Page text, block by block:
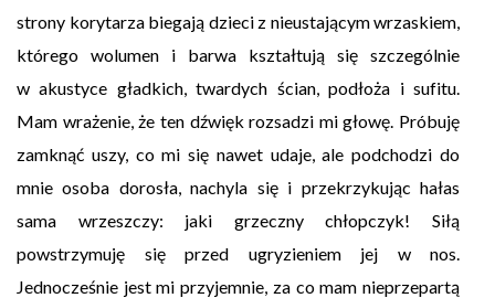
strony korytarza biegają dzieci z nieustającym wrzaskiem,
którego wolumen i barwa kształtują się szczególnie
w akustyce gładkich, twardych ścian, podłoża i sufitu.
Mam wrażenie, że ten dźwięk rozsadzi mi głowę. Próbuję
zamknąć uszy, co mi się nawet udaje, ale podchodzi do
mnie osoba dorosła, nachyla się i przekrzykując hałas
sama wrzeszczy: jaki grzeczny chłopczyk! Siłą
powstrzymuję się przed ugryzieniem jej w nos.
Jednocześnie jest mi przyjemnie, za co mam nieprzepartą